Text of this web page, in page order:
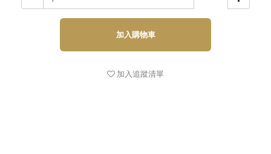
加入購物車
加入追蹤清單